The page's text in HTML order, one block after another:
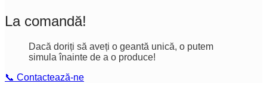
La comandă!
Dacă doriți să aveți o geantă unică, o putem
simula înainte de a o produce!
📞 Contactează-ne